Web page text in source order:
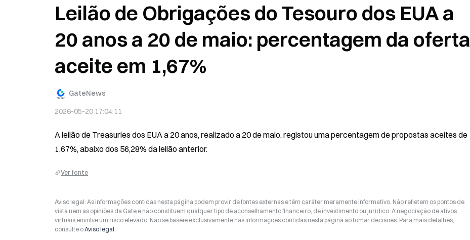
Leilão de Obrigações do Tesouro dos EUA a
20 anos a 20 de maio: percentagem da oferta
aceite em 1,67%
GateNews
2026-05-20 17:04:11
A leilão de Treasuries dos EUA a 20 anos, realizado a 20 de maio, registou uma percentagem de propostas aceites de
1,67%, abaixo dos 56,28% da leilão anterior.
Ver fonte
Aviso legal: As informações contidas nesta página podem provir de fontes externas e têm caráter meramente informativo. Não refletem os pontos de
vista nem as opiniões da Gate e não constituem qualquer tipo de aconselhamento financeiro, de investimento ou jurídico. A negociação de ativos
virtuais envolve um risco elevado. Não se baseie exclusivamente nas informações contidas nesta página ao tomar decisões. Para mais detalhes,
consulte oAviso legal.